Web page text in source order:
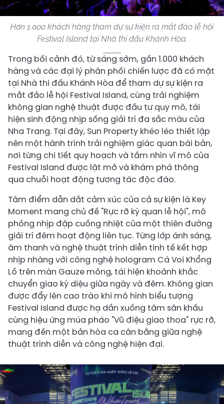
Hơn 1.000 khách hàng tham dự sự kiện ra mắt đảo lễ hội
Festival Island tại Nhà thi đấu Khánh Hòa.
Trong bối cảnh đó, từ sáng sớm, gần 1.000 khách
hàng và các đại lý phân phối chiến lược đã có mặt
tại Nhà thi đấu Khánh Hòa để tham dự sự kiện ra
mắt đảo lễ hội Festival Island, cùng trải nghiệm
không gian nghệ thuật được đầu tư quy mô, tái
hiện sinh động nhịp sống giải trí đa sắc màu của
Nha Trang. Tại đây, Sun Property khéo léo thiết lập
nên một hành trình trải nghiệm giác quan bài bản,
nơi từng chi tiết quy hoạch và tầm nhìn vĩ mô của
Festival Island được lật mở và khám phá thông
qua chuỗi hoạt động tương tác độc đáo.
Tâm điểm dẫn dắt cảm xúc của cả sự kiện là Key
Moment mang chủ đề "Rực rỡ kỳ quan lễ hội", mô
phỏng nhịp đập cuồng nhiệt của một thiên đường
giải trí đêm hoạt động liên tục. Từng lớp ánh sáng,
âm thanh và nghệ thuật trình diễn tinh tế kết hợp
nhịp nhàng với công nghệ hologram Cá Voi Khổng
Lồ trên màn Gauze mỏng, tái hiện khoảnh khắc
chuyển giao kỳ diệu giữa ngày và đêm. Không gian
được đẩy lên cao trào khi mô hình biểu tượng
Festival Island được hạ dần xuống tâm sân khấu
cùng hiệu ứng múa pháo "Vũ điệu giao thoa" rực rỡ,
mang đến một bản hòa ca cân bằng giữa nghệ
thuật trình diễn và công nghệ hiện đại.